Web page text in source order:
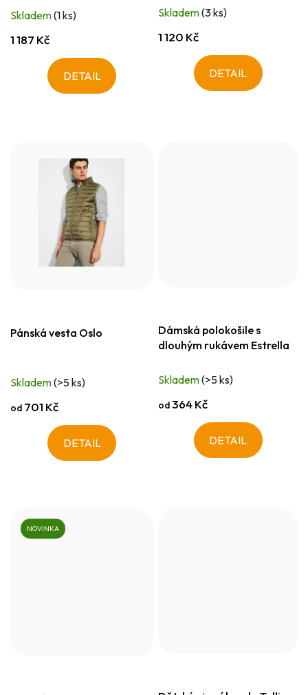
Skladem(1 ks)
1 187 Kč
DETAIL
Skladem(3 ks)
1 120 Kč
DETAIL
Pánská vesta Oslo
Skladem(>5 ks)
od 701 Kč
DETAIL
Dámská polokošile s
dlouhým rukávem Estrella
Skladem(>5 ks)
od364 Kč
DETAIL
NOVINKA